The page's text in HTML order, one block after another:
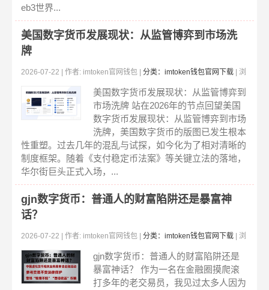
eb3世界...
美国数字货币发展现状：从监管博弈到市场洗
牌
2026-07-22 | 作者: imtoken官网钱包 | 分类：imtoken钱包官网下载 | 浏
览:293
美国数字货币发展现状：从监管博弈到
市场洗牌 站在2026年的节点回望美国
数字货币发展现状：从监管博弈到市场
洗牌，美国数字货币的版图已发生根本
性重塑。过去几年的混乱与试探，如今化为了相对清晰的
制度框架。随着《支付稳定币法案》等关键立法的落地，
华尔街巨头正式入场，...
gjn数字货币：普通人的财富陷阱还是暴富神
话？
2026-07-22 | 作者: imtoken官网钱包 | 分类：imtoken钱包官网下载 | 浏
览:203
gjn数字货币：普通人的财富陷阱还是
暴富神话？ 作为一名在金融圈摸爬滚
打多年的老交易员，我见过太多人因为